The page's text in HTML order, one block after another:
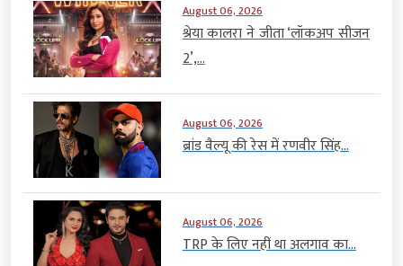
August 06, 2026
श्रेया कालरा ने जीता ‘लॉकअप सीजन
2’,...
August 06, 2026
ब्रांड वैल्यू की रेस में रणवीर सिंह...
August 06, 2026
TRP के लिए नहीं था अलगाव का...